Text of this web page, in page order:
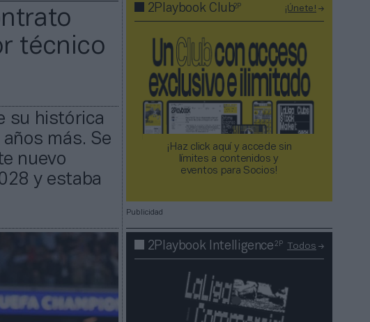
técnico
su histórica
más. Se
nuevo
y estaba
2Playbook Club2P ¡Únete!
¡Haz click aquí y accede sin
límites a contenidos y
eventos para Socios!​​​​​​​
Publicidad
2Playbook Intelligence2P Todos